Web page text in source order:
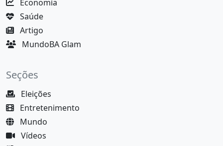
Economia
Saúde
Artigo
MundoBA Glam
Seções
Eleições
Entretenimento
Mundo
Vídeos